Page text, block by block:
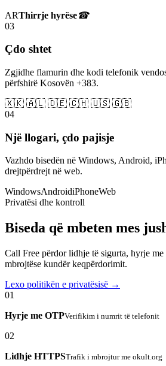
ARThirrje hyrëse☎
03
Çdo shtet
Zgjidhe flamurin dhe kodi telefonik
përfshirë Kosovën +383.
🇽🇰 🇦🇱 🇩🇪 🇨🇭 🇺🇸 🇬🇧
04
Një llogari, çdo pajisje
Vazhdo bisedën në Windows, Android,
drejtpërdrejt në web.
WindowsAndroidiPhoneWeb
Privatësi dhe kontroll
Biseda që mbeten mes
Call Free përdor lidhje të sigurta, hyrje
mbrojtëse kundër keqpërdorimit.
Lexo politikën e privatësisë →
01
Hyrje me OTPVerifikim i numrit të telefonit
02
Lidhje HTTPSTrafik i mbrojtur me okult.org